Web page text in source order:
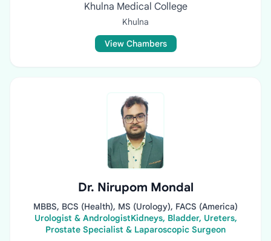
Khulna Medical College
Khulna
View Chambers
Dr. Nirupom Mondal
MBBS, BCS (Health), MS (Urology), FACS (America)
Urologist & AndrologistKidneys, Bladder, Ureters,
Prostate Specialist & Laparoscopic Surgeon